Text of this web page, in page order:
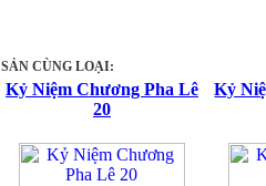
SẢN CÙNG LOẠI:
Kỷ Niệm Chương Pha Lê
20
Kỷ